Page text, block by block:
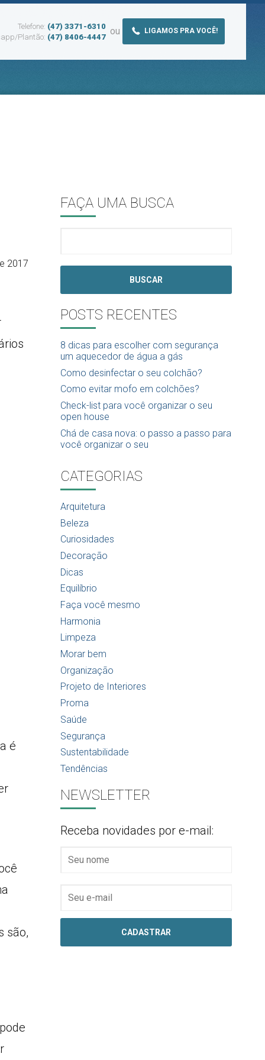
Telefone: (47) 3371-6310
Plantão: (47) 8406-4447
ou LIGAMOS PRA VOCÊ!
2017
é
são,
FAÇA UMA BUSCA
BUSCAR
POSTS RECENTES
8 dicas para escolher com segurança
um aquecedor de água a gás
Como desinfectar o seu colchão?
Como evitar mofo em colchões?
Check-list para você organizar o seu
open house
Chá de casa nova: o passo a passo para
você organizar o seu
CATEGORIAS
Arquitetura
Beleza
Curiosidades
Decoração
Dicas
Equilíbrio
Faça você mesmo
Harmonia
Limpeza
Morar bem
Organização
Projeto de Interiores
Proma
Saúde
Segurança
Sustentabilidade
Tendências
NEWSLETTER
Receba novidades por e-mail: